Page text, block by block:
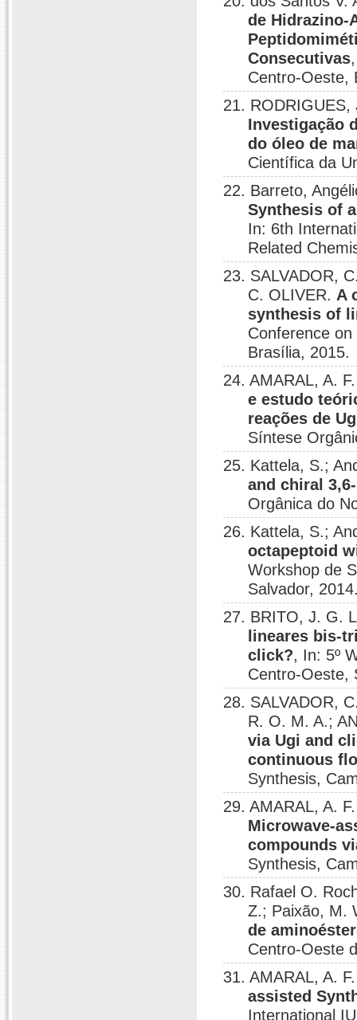
de Hidrazino-
Consecutivas
Centro-Oeste,
21.
Investigação
do óleo de
Científica da
22. Barreto,
Synthesis of
In: 6th
Related
23. SALVADOR,
C. OLIVER. A
synthesis of
Conference
Brasília, 2015.
24. AMARAL, A.
e estudo
reações de
Síntese
25. Kattela, S.;
and chiral
Orgânica do
26. Kattela, S.;
octapeptoid
Workshop de
Salvador,
27. BRITO, J. G.
lineares bis-
click?, In: 5º
Centro-Oeste,
28. SALVADOR,
R. O. M. A.;
via Ugi and
continuous
Synthesis,
29. AMARAL, A.
Microwave-
compounds
Synthesis,
30. Rafael O.
Z.; Paixão, M.
de
Centro-Oeste
31. AMARAL, A.
assisted
International